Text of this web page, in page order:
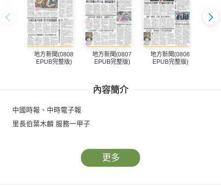
地方新聞(0808
EPUB完整版)
地方新聞(0807
EPUB完整版)
地方新聞(0806
EPUB完整版)
內容簡介
中國時報、中時電子報
里長伯葉木麟 服務一甲子
更多